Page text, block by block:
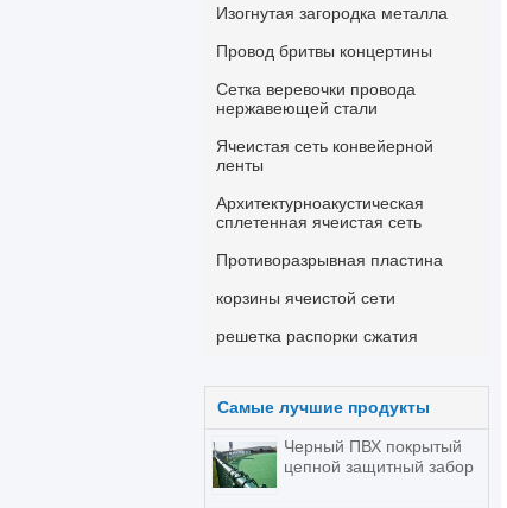
Изогнутая загородка металла
Провод бритвы концертины
Сетка веревочки провода
нержавеющей стали
Ячеистая сеть конвейерной
ленты
Архитектурноакустическая
сплетенная ячеистая сеть
Противоразрывная пластина
корзины ячеистой сети
решетка распорки сжатия
Самые лучшие продукты
Черный ПВХ покрытый
цепной защитный забор